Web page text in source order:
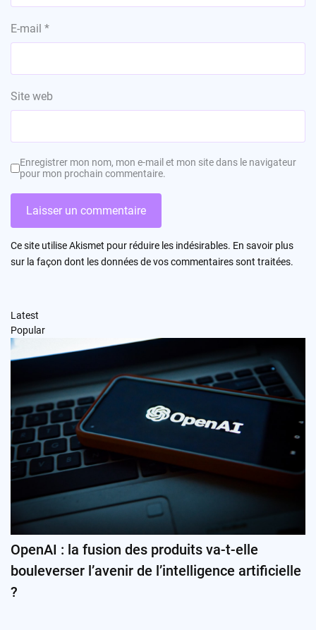
E-mail *
Site web
Enregistrer mon nom, mon e-mail et mon site dans le navigateur
pour mon prochain commentaire.
Ce site utilise Akismet pour réduire les indésirables. En savoir plus
sur la façon dont les données de vos commentaires sont traitées.
Latest
Popular
OpenAI : la fusion des produits va-t-elle
bouleverser l’avenir de l’intelligence artificielle
?